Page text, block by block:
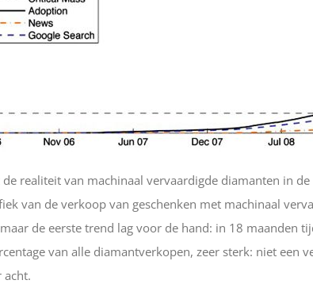
realiteit van machinaal vervaardigde diamanten in
van de verkoop van geschenken met machinaal
de eerste trend lag voor de hand: in 18 maanden
van alle diamantverkopen, zeer sterk: niet een
acht.